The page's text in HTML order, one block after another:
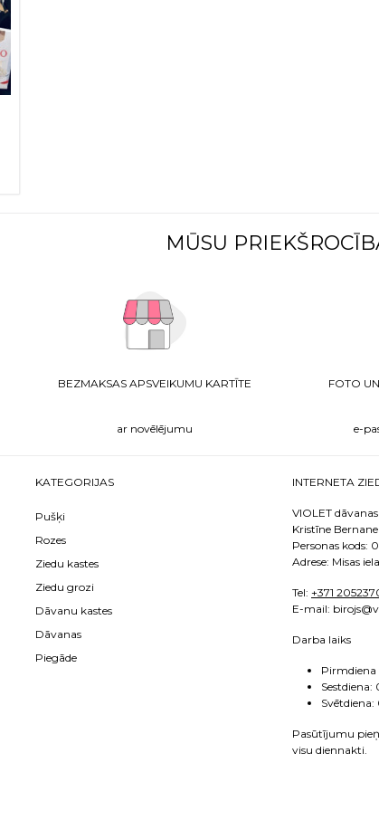
MŪSU
BEZMAKSAS APSVEIKUMU KARTĪTE
ar novēlējumu
FOTO
e-
KATEGORIJAS
Pušķi
Rozes
Ziedu kastes
Ziedu grozi
Dāvanu kastes
Dāvanas
Piegāde
INTERNETA
VIOLET
Kristīne Bernane
Personas kods:
Adrese: Misas
Tel: +371
E-mail:
Darba laiks
Pirmdiena
Sestdiena:
Pasūtījumu
visu diennakti.